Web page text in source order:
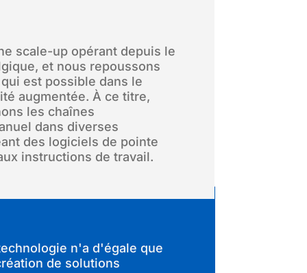
scale-up opérant depuis le
et nous repoussons
est possible dans le
augmentée. À ce titre,
les chaînes
dans diverses
des logiciels de pointe
instructions de travail.
n'a d'égale que
de solutions